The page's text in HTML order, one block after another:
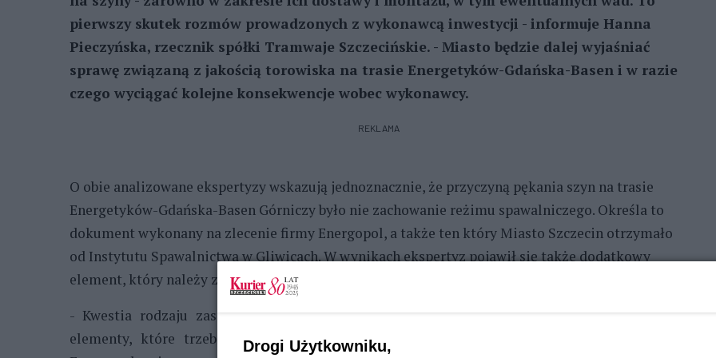
pierwszy skutek rozmów prowadzonych z wykonawcą inwestycji - informuje Hanna
Pieczyńska, rzecznik spółki Tramwaje Szczecińskie. - Miasto będzie dalej wyjaśniać
sprawę związaną z jakością torowiska na trasie Energetyków-Gdańska-Basen i w razie
czego wyciągać kolejne konsekwencje wobec wykonawcy.
REKLAMA
O obie analizowane ekspertyzy wskazują jednoznacznie, że przyczyną pękania szyn na trasie
Energetyków-Gdańska-Basen Górniczy było nie zachowanie reżimu spawalniczego. Określa to
dokument wykonany na zlecenie firmy Energopol, a także ten który Miasto Szczecin otrzymało
od Instytutu Spawalnictwa w Gliwicach. W wynikach ekspertyz pojawił się także dodatkowy
element, który należy zbadać.
- Kwestia rodzaju zastosowanych szyn musi zostać rozwiązana, w tym temacie są jeszcze
elementy, które trzeba przeanalizować. Tramwaje Szczecińskie Sp. z o.o. wystosowała do
Drogi Użytkowniku,